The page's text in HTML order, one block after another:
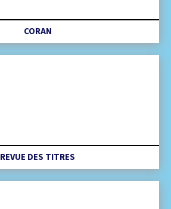
CORAN
REVUE DES TITRES